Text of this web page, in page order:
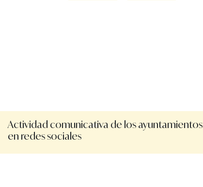
Actividad comunicativa de los ayuntamientos
en redes sociales